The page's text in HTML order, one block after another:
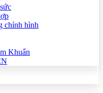
chỉnh hình
Khuẩn